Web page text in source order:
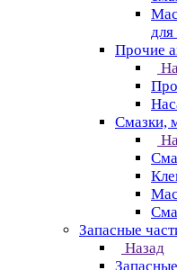
для
Прочие
Смазки,
Запасные
Назад